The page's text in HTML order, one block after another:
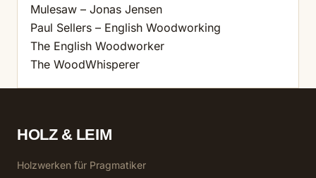
Mulesaw – Jonas Jensen
Paul Sellers – English Woodworking
The English Woodworker
The WoodWhisperer
HOLZ & LEIM
Holzwerken für Pragmatiker